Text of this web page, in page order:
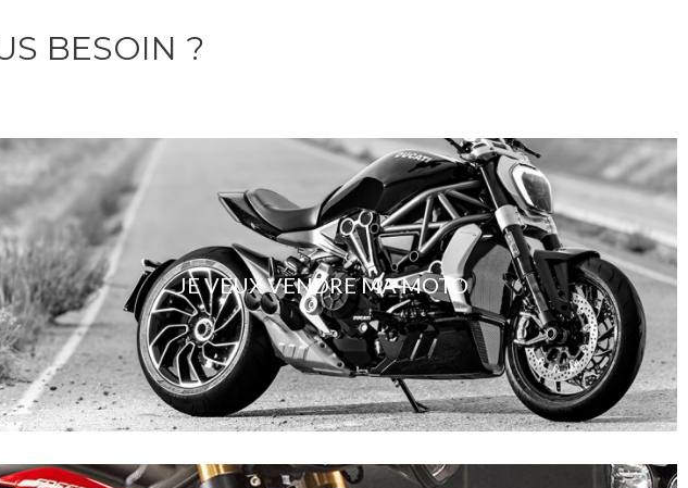
BESOIN ?
JE VEUX VENDRE MA MOTO